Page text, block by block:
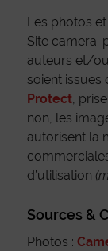
Les photos
Site camera-
auteurs et/
soient issues
Protect,
non, les
autorisent la
d’utilisation
Sources &
Photos :